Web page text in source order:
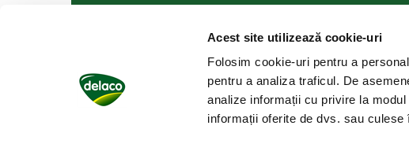
Acest site utilizează cookie-uri
Folosim cookie-uri pentru a
pentru a analiza traficul. De
analize informații cu privire la
informații oferite de dvs. sau
Telefon: +4 0268 254 082
Telefonul consumatorului: +4 0268 254 092
Fax: +4 0268 254 087
Email: contact @ delaco.ro